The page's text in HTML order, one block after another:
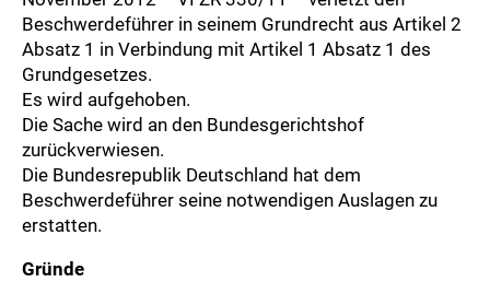
Beschwerdeführer in seinem Grundrecht aus Artikel 2
Absatz 1 in Verbindung mit Artikel 1 Absatz 1 des
Grundgesetzes.
Es wird aufgehoben.
Die Sache wird an den Bundesgerichtshof
zurückverwiesen.
Die Bundesrepublik Deutschland hat dem
Beschwerdeführer seine notwendigen Auslagen zu
erstatten.
Gründe